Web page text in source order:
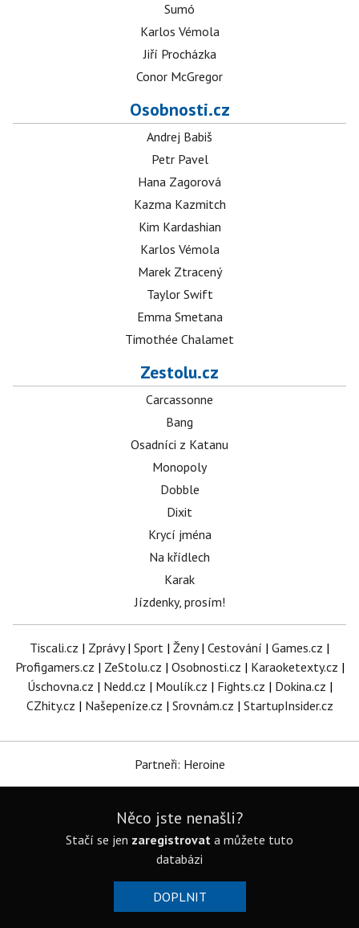
Sumó
Karlos Vémola
Jiří Procházka
Conor McGregor
Osobnosti.cz
Andrej Babiš
Petr Pavel
Hana Zagorová
Kazma Kazmitch
Kim Kardashian
Karlos Vémola
Marek Ztracený
Taylor Swift
Emma Smetana
Timothée Chalamet
Zestolu.cz
Carcassonne
Bang
Osadníci z Katanu
Monopoly
Dobble
Dixit
Krycí jména
Na křídlech
Karak
Jízdenky, prosím!
Tiscali.cz | Zprávy| Sport | Ženy| Cestování | Games.cz |
Profigamers.cz | ZeStolu.cz | Osobnosti.cz | Karaoketexty.cz |
Úschovna.cz | Nedd.cz | Moulík.cz | Fights.cz | Dokina.cz |
CZhity.cz | Našepeníze.cz | Srovnám.cz | StartupInsider.cz
Partneři: Heroine
Něco jste nenašli?
Stačí se jen zaregistrovat a můžete tuto
databázi
DOPLNIT